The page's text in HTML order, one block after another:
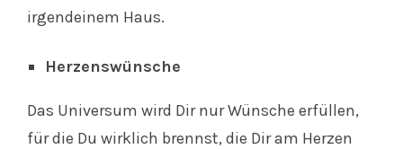
irgendeinem Haus.
Herzenswünsche
Das Universum wird Dir nur Wünsche erfüllen,
für die Du wirklich brennst, die Dir am Herzen